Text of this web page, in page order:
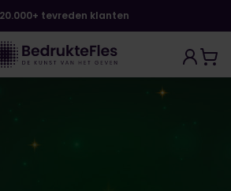
20.000+ tevreden klanten